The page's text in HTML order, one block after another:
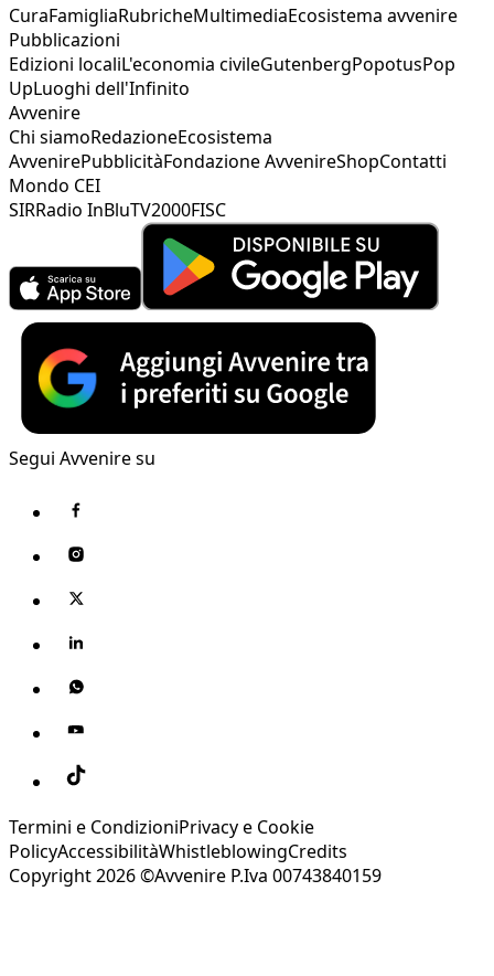
CuraFamigliaRubricheMultimediaEcosistema avvenire
Pubblicazioni
Edizioni localiL'economia civileGutenbergPopotusPop
UpLuoghi dell'Infinito
Avvenire
Chi siamoRedazioneEcosistema
AvvenirePubblicitàFondazione AvvenireShopContatti
Mondo CEI
SIRRadio InBluTV2000FISC
Segui Avvenire su
Termini e CondizioniPrivacy e Cookie
PolicyAccessibilitàWhistleblowingCredits
Copyright 2026 ©Avvenire P.Iva 00743840159